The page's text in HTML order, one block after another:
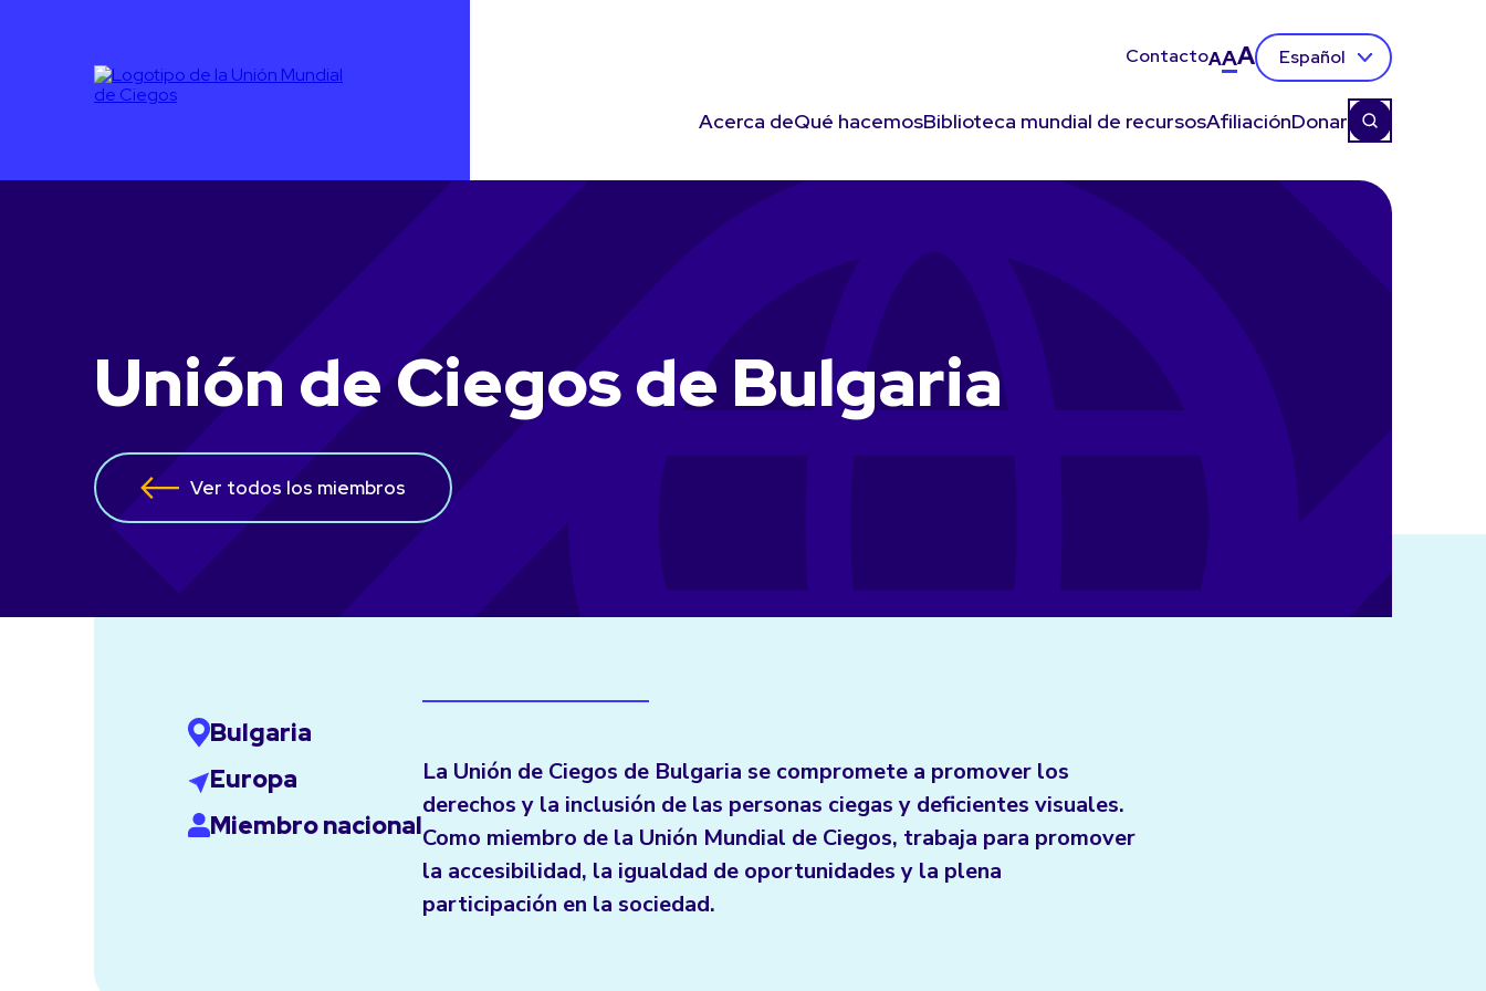
ContactoAAA Español
Acerca deQué hacemosBiblioteca mundial de recursosAfiliaciónDonar
Unión de Ciegos de Bulgaria
Ver todos los miembros
Bulgaria
Europa
Miembro nacional
La Unión de Ciegos de Bulgaria se compromete a promover los
derechos y la inclusión de las personas ciegas y deficientes visuales.
Como miembro de la Unión Mundial de Ciegos, trabaja para promover
la accesibilidad, la igualdad de oportunidades y la plena
participación en la sociedad.